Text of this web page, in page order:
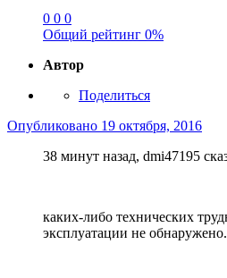
0 0 0
Общий рейтинг 0%
Автор
Поделиться
Опубликовано 19 октября, 2016
38 минут назад, dmi47195
каких-либо технических
эксплуатации не обнаружено.